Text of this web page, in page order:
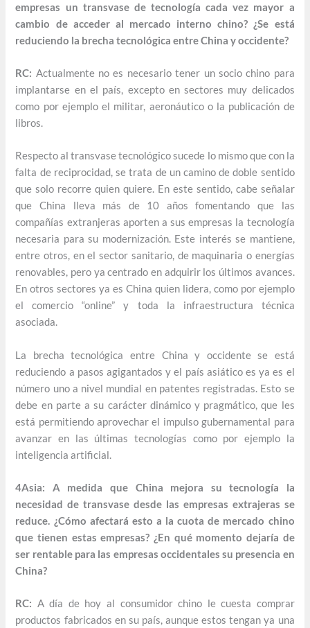
empresas un transvase de tecnología cada vez mayor a
cambio de acceder al mercado interno chino? ¿Se está
reduciendo la brecha tecnológica entre China y occidente?
RC: Actualmente no es necesario tener un socio chino para
implantarse en el país, excepto en sectores muy delicados
como por ejemplo el militar, aeronáutico o la publicación de
libros.
Respecto al transvase tecnológico sucede lo mismo que con la
falta de reciprocidad, se trata de un camino de doble sentido
que solo recorre quien quiere. En este sentido, cabe señalar
que China lleva más de 10 años fomentando que las
compañías extranjeras aporten a sus empresas la tecnología
necesaria para su modernización. Este interés se mantiene,
entre otros, en el sector sanitario, de maquinaria o energías
renovables, pero ya centrado en adquirir los últimos avances.
En otros sectores ya es China quien lidera, como por ejemplo
el comercio “online” y toda la infraestructura técnica
asociada.
La brecha tecnológica entre China y occidente se está
reduciendo a pasos agigantados y el país asiático es ya es el
número uno a nivel mundial en patentes registradas. Esto se
debe en parte a su carácter dinámico y pragmático, que les
está permitiendo aprovechar el impulso gubernamental para
avanzar en las últimas tecnologías como por ejemplo la
inteligencia artificial.
4Asia: A medida que China mejora su tecnología la
necesidad de transvase desde las empresas extrajeras se
reduce. ¿Cómo afectará esto a la cuota de mercado chino
que tienen estas empresas? ¿En qué momento dejaría de
ser rentable para las empresas occidentales su presencia en
China?
RC: A día de hoy al consumidor chino le cuesta comprar
productos fabricados en su país, aunque estos tengan ya una